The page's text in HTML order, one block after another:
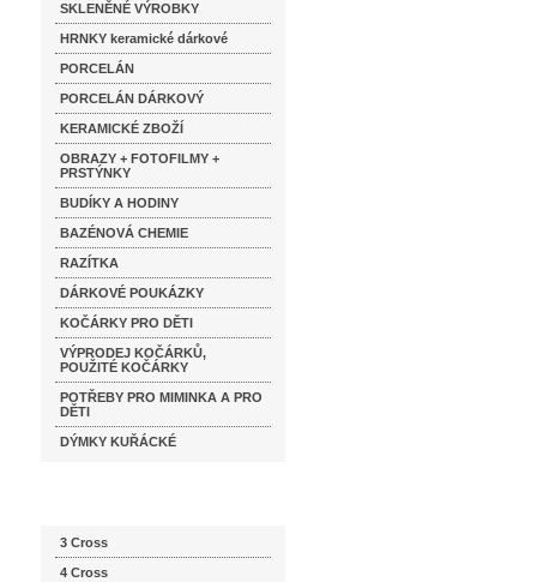
SKLENĚNÉ VÝROBKY
HRNKY keramické dárkové
PORCELÁN
PORCELÁN DÁRKOVÝ
KERAMICKÉ ZBOŽÍ
OBRAZY + FOTOFILMY +
PRSTÝNKY
BUDÍKY A HODINY
BAZÉNOVÁ CHEMIE
RAZÍTKA
DÁRKOVÉ POUKÁZKY
KOČÁRKY PRO DĚTI
VÝPRODEJ KOČÁRKŮ,
POUŽITÉ KOČÁRKY
POTŘEBY PRO MIMINKA A PRO
DĚTI
DÝMKY KUŘÁCKÉ
3 Cross
4 Cross